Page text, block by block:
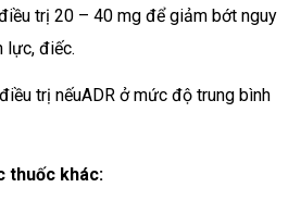
trị 20 – 40 mg để giảm bớt nguy
lực, điếc.
trị nếuADR ở mức độ trung bình
thuốc khác: